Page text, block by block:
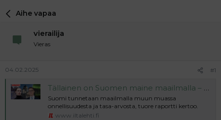
e
t
n
l
o
m
i
e
s
t
Aihe vapaa
vierailija
Vieras
04.02.2025 #1
Tällainen on Suomen maine maailmalla – Sanna Marinin näkyvyys romahti
Suomi tunnetaan maailmalla muun muassa
onnellisuudesta ja tasa-arvosta, tuore raportti kertoo.
www.iltalehti.fi